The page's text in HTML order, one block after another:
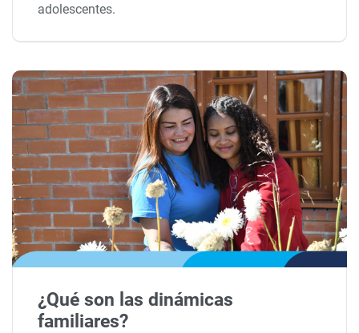
adolescentes.
¿Qué son las dinámicas
familiares?